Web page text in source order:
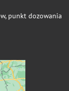
punkt dozowania